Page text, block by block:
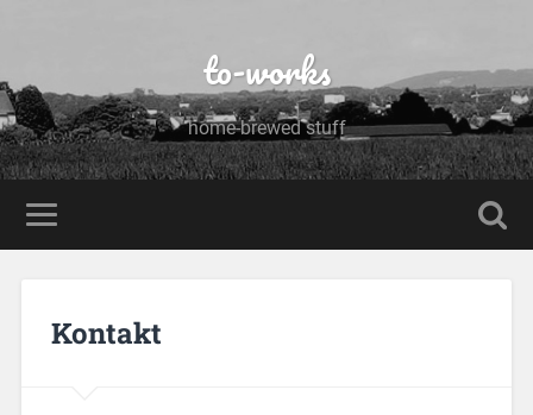
to-works
home-brewed stuff
Kontakt